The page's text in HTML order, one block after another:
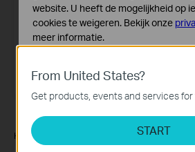
UH720
oplaadpoorten
USB Converters
Koppel aan Ethernet met hoge snelheden via
From United States?
Get products, events and services for
START
website. U heeft de mogelijkheid op
cookies te weigeren. Bekijk onze
meer informatie.
Deze cookies zijn noodzakelijk voor
website en kunnen niet worden
Analyse en Marketing Cookies
Cookies voor analyse geven ons de
activiteiten op onze website te